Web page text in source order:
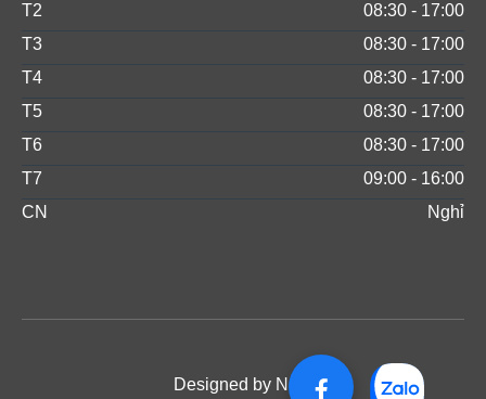
T2
08:30 - 17:00
T3
08:30 - 17:00
T4
08:30 - 17:00
T5
08:30 - 17:00
T6
08:30 - 17:00
T7
09:00 - 16:00
CN
Nghỉ
Designed by NOS